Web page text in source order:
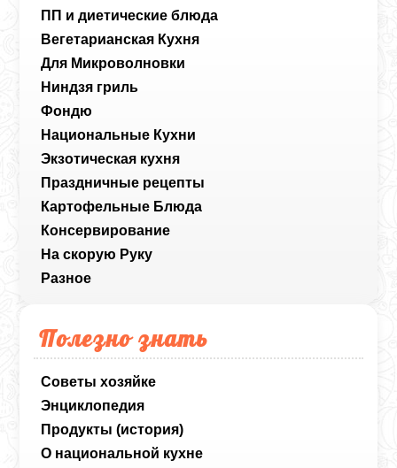
ПП и диетические блюда
Вегетарианская Кухня
Для Микроволновки
Ниндзя гриль
Фондю
Национальные Кухни
Экзотическая кухня
Праздничные рецепты
Картофельные Блюда
Консервирование
На скорую Руку
Разное
Полезно знать
Советы хозяйке
Энциклопедия
Продукты (история)
О национальной кухне